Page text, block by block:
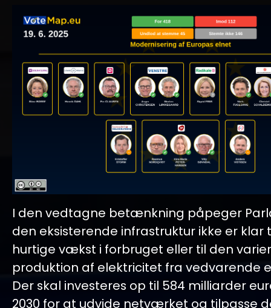
I den vedtagne betænkning påpeger
den eksisterende infrastruktur ikke er klar
hurtige vækst i forbruget eller til den
produktion af elektricitet fra vedvarende
Der skal investeres op til 584 milliarder
2030 for at udvide netværket og tilpasse